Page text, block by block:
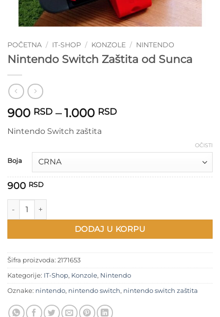
POČETNA / IT-SHOP / KONZOLE / NINTENDO
Nintendo Switch Zaštita od Sunca
900 RSD – 1.000 RSDRaspon
1.000 RSD
Nintendo Switch zaštita
Boja
OČISTI
900 RSD
Nintendo Switch Zaštita od Sunca količina
DODAJ U KORPU
Šifra proizvoda: 2171653
Kategorije: IT-Shop, Konzole, Nintendo
Oznake: nintendo, nintendo switch, nintendo switch zaštita